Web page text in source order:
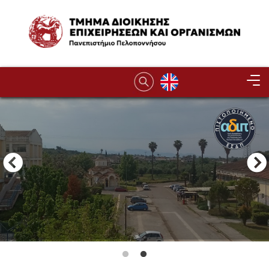
Image